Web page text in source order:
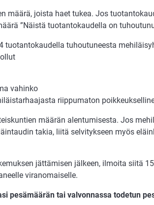
mää­rä, jois­ta haet tu­kea. Jos
”Näis­tä tuo­tan­to­kau­del­la on
tuo­tan­to­kau­del­la tu­hou­tu­nees­ta
va­hin­ko
riip­pu­ma­ton
mää­rän alen­tu­mi­ses­ta. Jos
ta­kia, lii­tä sel­vi­tyk­seen myös
jät­tä­mi­sen jäl­keen, il­moi­ta sii­tä
vi­ran­o­mai­sel­le.
pesä­mää­rän tai val­von­nas­sa to­de­tun